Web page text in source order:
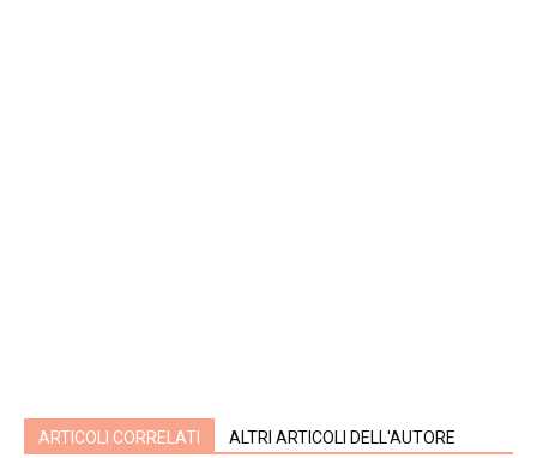
ARTICOLI CORRELATI ALTRI ARTICOLI DELL'AUTORE